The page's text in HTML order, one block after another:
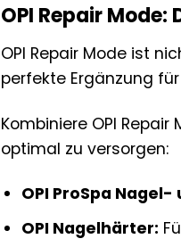
OPI Repair
OPI Repair Mode ist
perfekte Ergänzung
Kombiniere OPI
optimal zu versorgen:
OPI ProSpa
OPI Nagelhärter: